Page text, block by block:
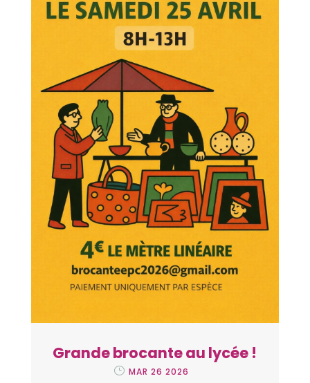
Grande brocante au lycée !
MAR 26 2026